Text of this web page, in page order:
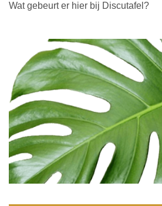
Wat gebeurt er hier bij Discutafel?